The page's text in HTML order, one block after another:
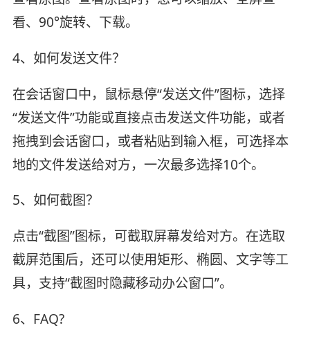
看、90°旋转、下载。
4、如何发送文件？
在会话窗口中，鼠标悬停“发送文件”图标，选择
“发送文件”功能或直接点击发送文件功能，或者
拖拽到会话窗口，或者粘贴到输入框，可选择本
地的文件发送给对方，一次最多选择10个。
5、如何截图？
点击“截图”图标，可截取屏幕发给对方。在选取
截屏范围后，还可以使用矩形、椭圆、文字等工
具，支持“截图时隐藏移动办公窗口”。
6、FAQ?